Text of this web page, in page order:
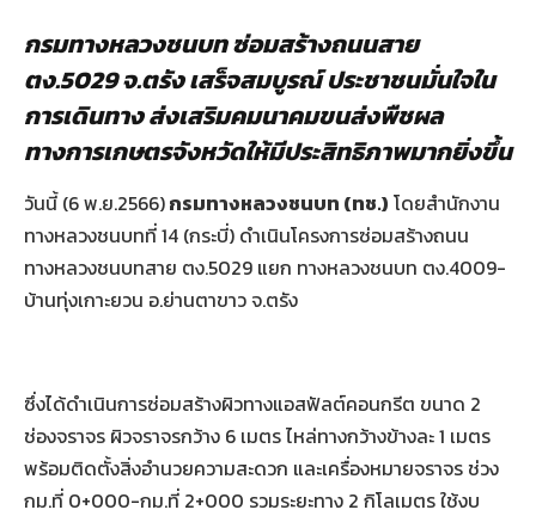
กรมทางหลวงชนบท ซ่อมสร้างถนนสาย
ตง.5029 จ.ตรัง เสร็จสมบูรณ์ ประชาชนมั่นใจใน
การเดินทาง ส่งเสริมคมนาคมขนส่งพืชผล
ทางการเกษตรจังหวัดให้มีประสิทธิภาพมากยิ่งขึ้น
วันนี้ (6 พ.ย.2566)กรมทางหลวงชนบท (ทช.) โดยสำนักงาน
ทางหลวงชนบทที่ 14 (กระบี่) ดำเนินโครงการซ่อมสร้างถนน
ทางหลวงชนบทสาย ตง.5029 แยก ทางหลวงชนบท ตง.4009-
บ้านทุ่งเกาะยวน อ.ย่านตาขาว จ.ตรัง
ซึ่งได้ดำเนินการซ่อมสร้างผิวทางแอสฟัลต์คอนกรีต ขนาด 2
ช่องจราจร ผิวจราจรกว้าง 6 เมตร ไหล่ทางกว้างข้างละ 1 เมตร
พร้อมติดตั้งสิ่งอำนวยความสะดวก และเครื่องหมายจราจร ช่วง
กม.ที่ 0+000-กม.ที่ 2+000 รวมระยะทาง 2 กิโลเมตร ใช้งบ